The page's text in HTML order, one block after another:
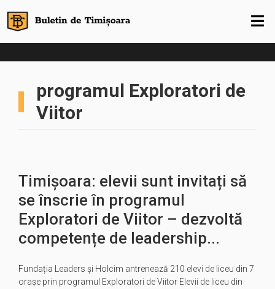
programul Exploratori de
Viitor
Timișoara: elevii sunt invitați să
se înscrie în programul
Exploratori de Viitor – dezvoltă
competențe de leadership...
Fundația Leaders și Holcim antrenează 210 elevi de liceu din 7
orașe prin programul Exploratori de Viitor Elevii de liceu din